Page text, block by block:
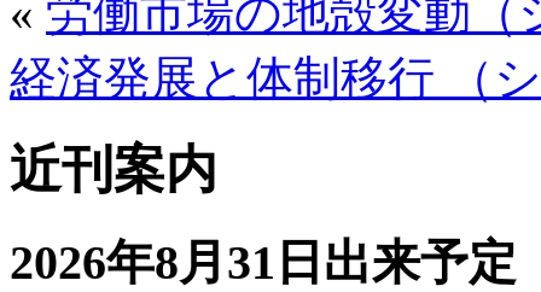
« 労働市場の地殻変動（
経済発展と体制移行 （
近刊案内
2026年8月31日出来予定